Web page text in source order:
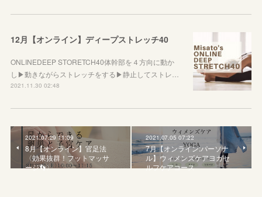
12月【オンライン】ディープストレッチ40
ONLINEDEEP STORETCH40体幹部を４方向に動か
し▶︎動きながらストレッチをする▶︎静止してストレ…
2021.11.30 02:48
2021.07.29 11:09
8月【オンライン】官足法
〈効果抜群！フットマッサ
ージ👣〉
2021.07.05 07:22
7月【オンライン:パーソナ
ル】ウィメンズケアヨガセ
ルフケアコース